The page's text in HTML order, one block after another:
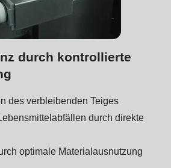
durch kontrollierte
des verbleibenden Teiges
durch direkte
optimale Materialausnutzung